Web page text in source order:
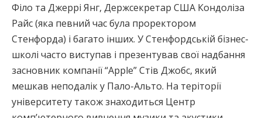
Філо та Джеррі Янг, Держсекретар США Кондоліза
Райс (яка певний час була проректором
Стенфорда) і багато інших. У Стенфордській бізнес-
школі часто виступав і презентував свої надбання
засновник компанії “Apple” Стів Джобс, який
мешкав неподалік у Пало-Альто. На теріторії
університету також знаходиться Центр